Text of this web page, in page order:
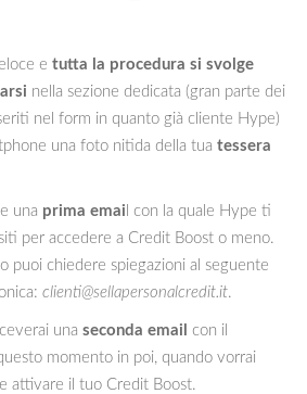
e tutta la procedura si svolge
nella sezione dedicata (gran parte dei
nel form in quanto già cliente Hype)
una foto nitida della tua tessera
una prima emai l con la quale Hype ti
per accedere a Credit Boost o meno.
puoi chiedere spiegazioni al seguente
clienti@sellapersonalcredit.it.
una seconda email
con il
momento in poi, quando vorrai
attivare il tuo Credit Boost.